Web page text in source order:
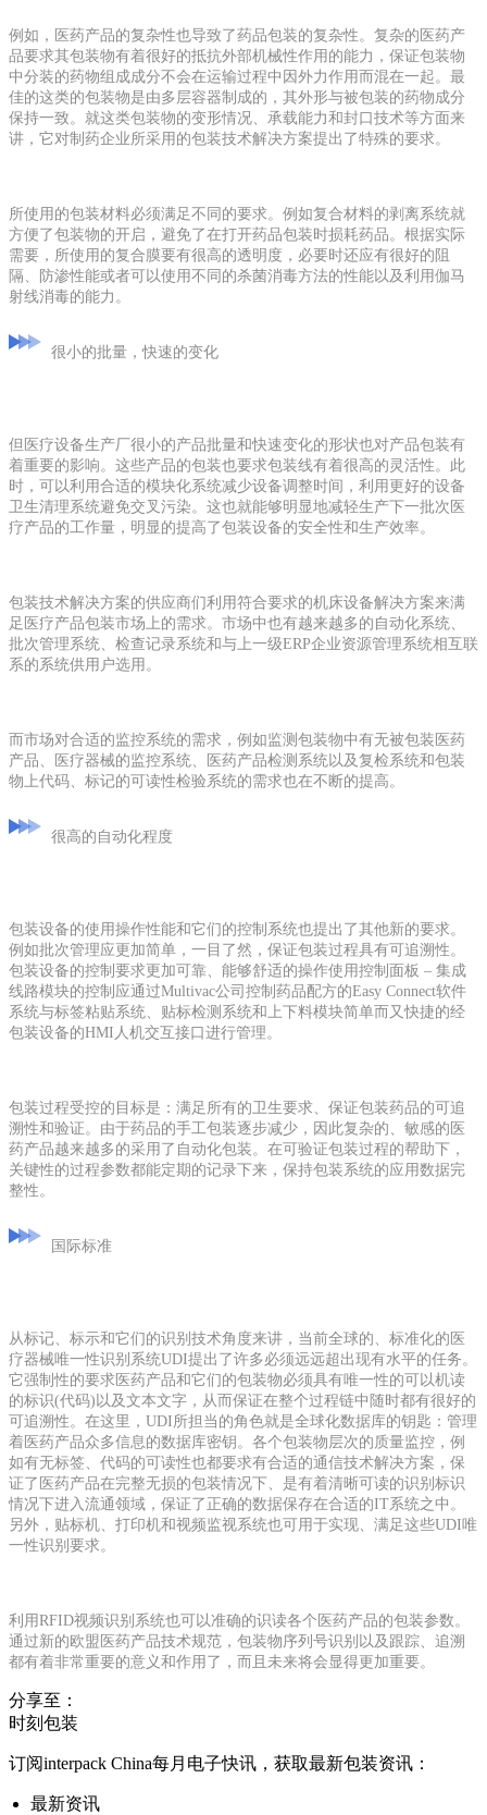
例如，医药产品的复杂性也导致了药品包装的复杂性。复杂的医药产
品要求其包装物有着很好的抵抗外部机械性作用的能力，保证包装物
中分装的药物组成成分不会在运输过程中因外力作用而混在一起。最
佳的这类的包装物是由多层容器制成的，其外形与被包装的药物成分
保持一致。就这类包装物的变形情况、承载能力和封口技术等方面来
讲，它对制药企业所采用的包装技术解决方案提出了特殊的要求。
所使用的包装材料必须满足不同的要求。例如复合材料的剥离系统就
方便了包装物的开启，避免了在打开药品包装时损耗药品。根据实际
需要，所使用的复合膜要有很高的透明度，必要时还应有很好的阻
隔、防渗性能或者可以使用不同的杀菌消毒方法的性能以及利用伽马
射线消毒的能力。
很小的批量，快速的变化
但医疗设备生产厂很小的产品批量和快速变化的形状也对产品包装有
着重要的影响。这些产品的包装也要求包装线有着很高的灵活性。此
时，可以利用合适的模块化系统减少设备调整时间，利用更好的设备
卫生清理系统避免交叉污染。这也就能够明显地减轻生产下一批次医
疗产品的工作量，明显的提高了包装设备的安全性和生产效率。
包装技术解决方案的供应商们利用符合要求的机床设备解决方案来满
足医疗产品包装市场上的需求。市场中也有越来越多的自动化系统、
批次管理系统、检查记录系统和与上一级ERP企业资源管理系统相互联
系的系统供用户选用。
而市场对合适的监控系统的需求，例如监测包装物中有无被包装医药
产品、医疗器械的监控系统、医药产品检测系统以及复检系统和包装
物上代码、标记的可读性检验系统的需求也在不断的提高。
很高的自动化程度
包装设备的使用操作性能和它们的控制系统也提出了其他新的要求。
例如批次管理应更加简单，一目了然，保证包装过程具有可追溯性。
包装设备的控制要求更加可靠、能够舒适的操作使用控制面板 – 集成
线路模块的控制应通过Multivac公司控制药品配方的Easy Connect软件
系统与标签粘贴系统、贴标检测系统和上下料模块简单而又快捷的经
包装设备的HMI人机交互接口进行管理。
包装过程受控的目标是：满足所有的卫生要求、保证包装药品的可追
溯性和验证。由于药品的手工包装逐步减少，因此复杂的、敏感的医
药产品越来越多的采用了自动化包装。在可验证包装过程的帮助下，
关键性的过程参数都能定期的记录下来，保持包装系统的应用数据完
整性。
国际标准
从标记、标示和它们的识别技术角度来讲，当前全球的、标准化的医
疗器械唯一性识别系统UDI提出了许多必须远远超出现有水平的任务。
它强制性的要求医药产品和它们的包装物必须具有唯一性的可以机读
的标识(代码)以及文本文字，从而保证在整个过程链中随时都有很好的
可追溯性。在这里，UDI所担当的角色就是全球化数据库的钥匙：管理
着医药产品众多信息的数据库密钥。各个包装物层次的质量监控，例
如有无标签、代码的可读性也都要求有合适的通信技术解决方案，保
证了医药产品在完整无损的包装情况下、是有着清晰可读的识别标识
情况下进入流通领域，保证了正确的数据保存在合适的IT系统之中。
另外，贴标机、打印机和视频监视系统也可用于实现、满足这些UDI唯
一性识别要求。
利用RFID视频识别系统也可以准确的识读各个医药产品的包装参数。
通过新的欧盟医药产品技术规范，包装物序列号识别以及跟踪、追溯
都有着非常重要的意义和作用了，而且未来将会显得更加重要。
分享至：
时刻包装
订阅interpack China每月电子快讯，获取最新包装资讯：
最新资讯